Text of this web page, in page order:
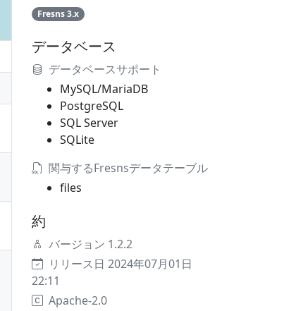
Fresns 3.x
データベース
データベースサポート
MySQL/MariaDB
PostgreSQL
SQL Server
SQLite
関与するFresnsデータテーブル
files
約
バージョン 1.2.2
リリース日 2024年07月01日
22:11
Apache-2.0